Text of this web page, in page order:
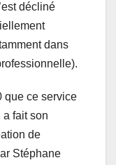
décliné
dans
que ce service
a fait son
de
Stéphane